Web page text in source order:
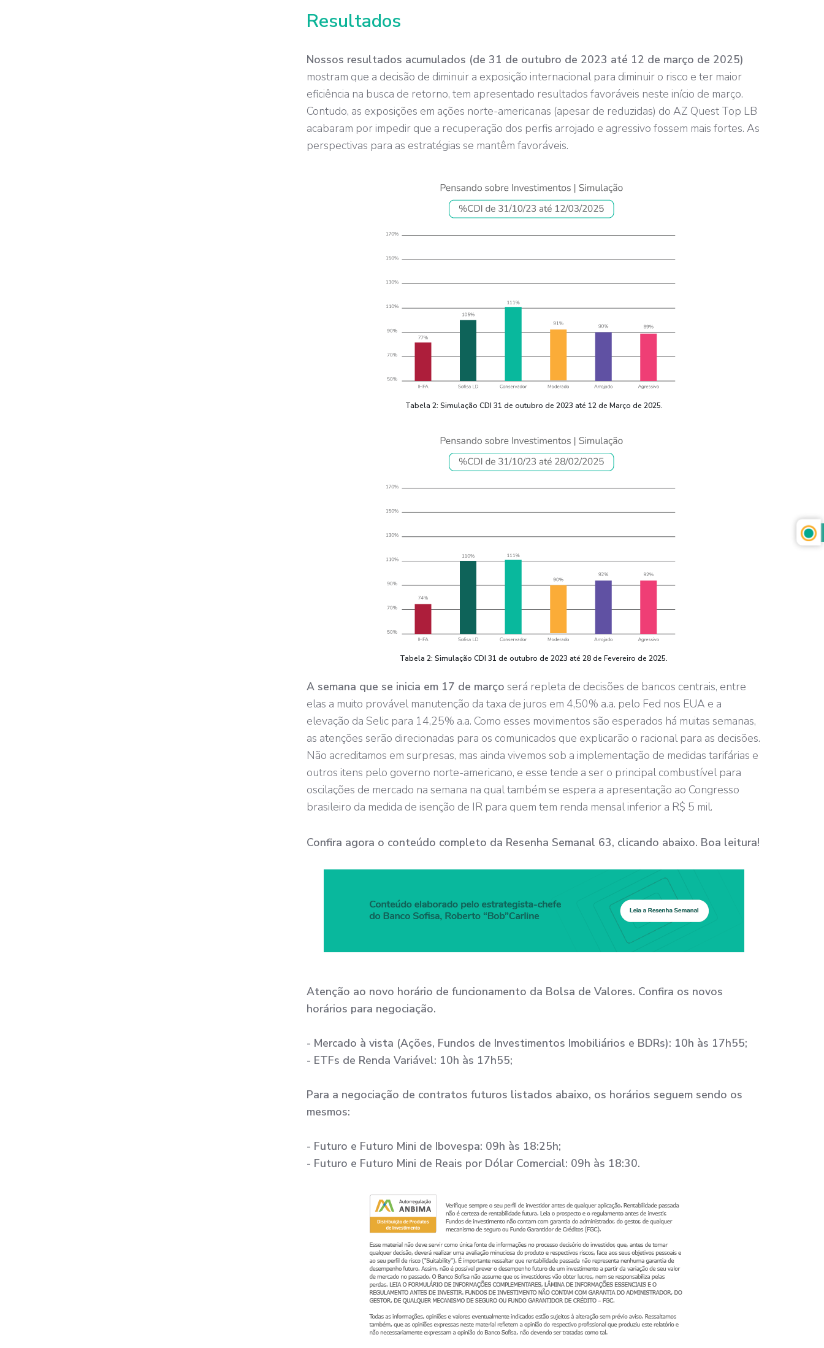
Resultados
Nossos resultados acumulados (de 31 de outubro de 2023 até 12 de março de 2025)
mostram que a decisão de diminuir a exposição internacional para diminuir o risco e ter maior
eficiência na busca de retorno, tem apresentado resultados favoráveis neste início de março.
Contudo, as exposições em ações norte-americanas (apesar de reduzidas) do AZ Quest Top LB
acabaram por impedir que a recuperação dos perfis arrojado e agressivo fossem mais fortes. As
perspectivas para as estratégias se mantêm favoráveis.
Tabela 2: Simulação CDI 31 de outubro de 2023 até 12 de Março de 2025.
Tabela 2: Simulação CDI 31 de outubro de 2023 até 28 de Fevereiro de 2025.
A semana que se inicia em 17 de março será repleta de decisões de bancos centrais, entre
elas a muito provável manutenção da taxa de juros em 4,50% a.a. pelo Fed nos EUA e a
elevação da Selic para 14,25% a.a. Como esses movimentos são esperados há muitas semanas,
as atenções serão direcionadas para os comunicados que explicarão o racional para as decisões.
Não acreditamos em surpresas, mas ainda vivemos sob a implementação de medidas tarifárias e
outros itens pelo governo norte-americano, e esse tende a ser o principal combustível para
oscilações de mercado na semana na qual também se espera a apresentação ao Congresso
brasileiro da medida de isenção de IR para quem tem renda mensal inferior a R$ 5 mil.
Confira agora o conteúdo completo da Resenha Semanal 63, clicando abaixo. Boa leitura!
Atenção ao novo horário de funcionamento da Bolsa de Valores. Confira os novos
horários para negociação.
- Mercado à vista (Ações, Fundos de Investimentos Imobiliários e BDRs): 10h às 17h55;
- ETFs de Renda Variável: 10h às 17h55;
Para a negociação de contratos futuros listados abaixo, os horários seguem sendo os
mesmos:
- Futuro e Futuro Mini de Ibovespa: 09h às 18:25h;
- Futuro e Futuro Mini de Reais por Dólar Comercial: 09h às 18:30.